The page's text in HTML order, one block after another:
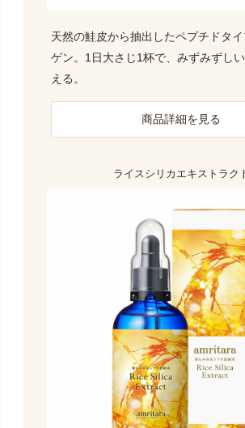
天然の鮭皮から抽出したペプチドタ
ゲン。1日大さじ1杯で、みずみずし
える。
商品詳細を見る
ライスシリカエキストラク